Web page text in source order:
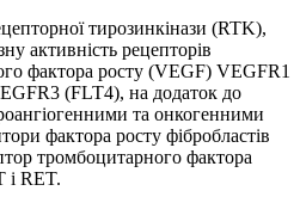
тирозинкінази (RTK),
активність рецепторів
фактора росту (VEGF) VEGFR1
(FLT4), на додаток до
та онкогенними
фактора росту фібробластів
тромбоцитарного фактора
і RET.